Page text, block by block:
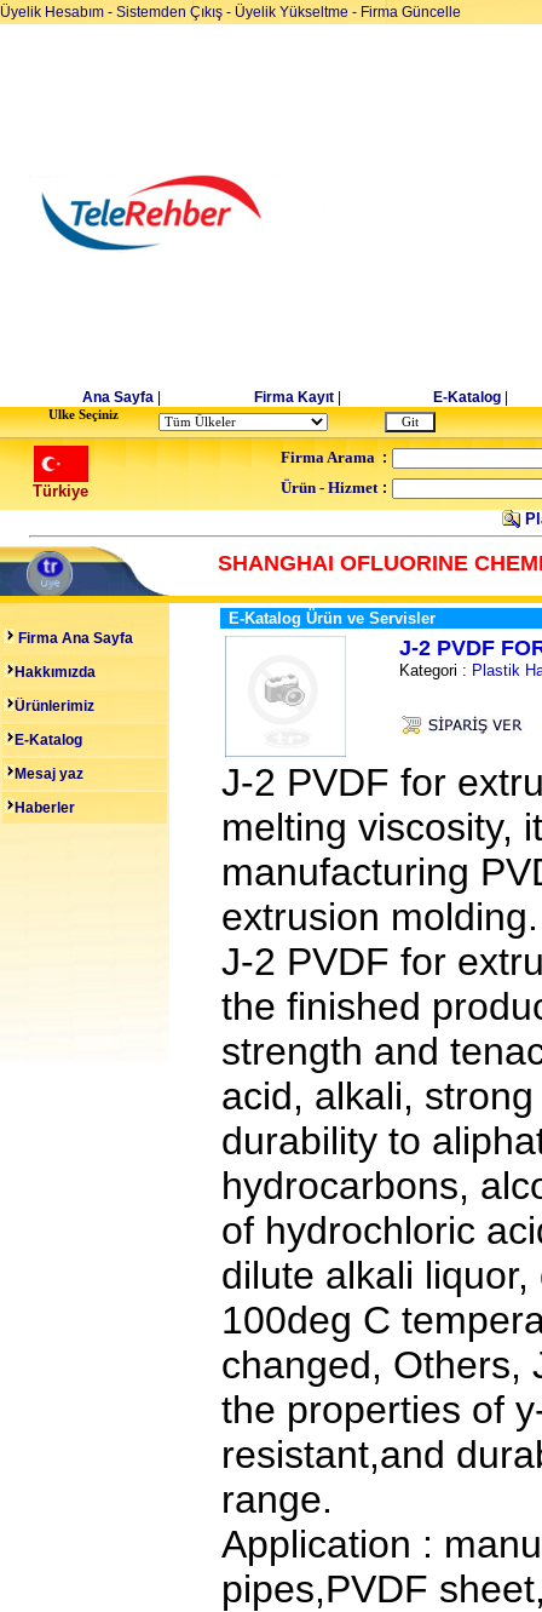
Üyelik Hesabım - Sistemden Çıkış - Üyelik Yükseltme - Firma Güncelle
Ana Sayfa Firma Kayıt E-Katalog|
Ulke Seçiniz
Türkiye
Firma Arama :
Ürün - Hizmet :
SHANGHAI OFLUORINE
Firma Ana Sayfa
Hakkımızda
Ürünlerimiz
E-Katalog
Mesaj yaz
Haberler
E-Katalog Ürün ve Servisler
J-2 PVDF
Kategori : Plastik
J-2 PVDF for
melting viscosity,
manufacturing
extrusion molding.
J-2 PVDF for
the finished
strength and
acid, alkali,
durability to
hydrocarbons,
of hydrochloric
dilute alkali
100deg C
changed, Others,
the properties of
resistant,and
range.
Application :
pipes,PVDF